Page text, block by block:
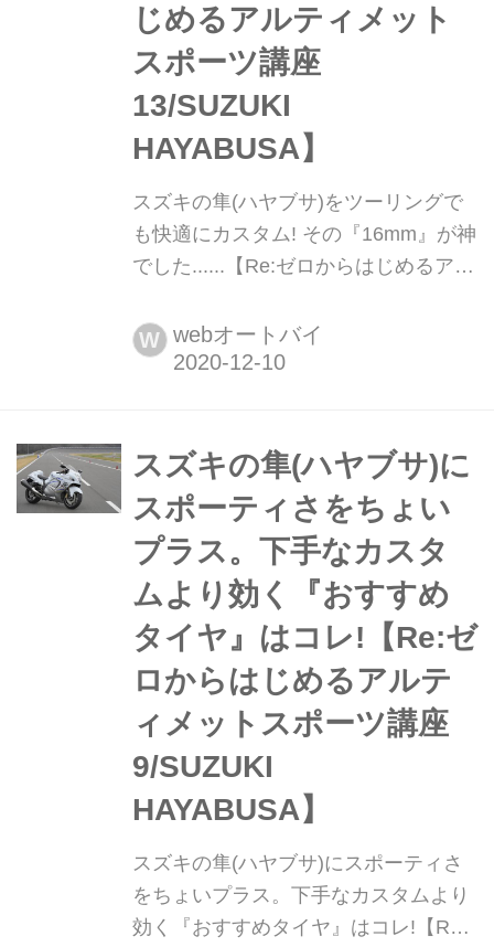
じめるアルティメット
スポーツ講座
13/SUZUKI
HAYABUSA】
スズキの隼(ハヤブサ)をツーリングで
も快適にカスタム! その『16mm』が神
でした......【Re:ゼロからはじめるアル
HAYABUSA】 隼大好き! だけど腰痛持
ちのわたしには前傾姿勢がちょっとキ
ん......16mmって意味あるのか?
W webオートバイ
スズキの隼(ハヤブサ)に
スポーティさをちょい
プラス。下手なカスタ
ムより効く『おすすめ
タイヤ』はコレ!【Re:ゼ
ロからはじめるアルテ
ィメットスポーツ講座
9/SUZUKI
HAYABUSA】
スズキの隼(ハヤブサ)にスポーティさ
をちょいプラス。下手なカスタムより
効く『おすすめタイヤ』はコレ!【Re: